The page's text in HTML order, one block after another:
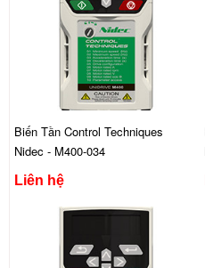
Biến Tần Control Techniques
Nidec - M400-034
Liên hệ